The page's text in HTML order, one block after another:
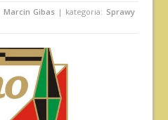
Marcin Gibas | kategoria: Sprawy